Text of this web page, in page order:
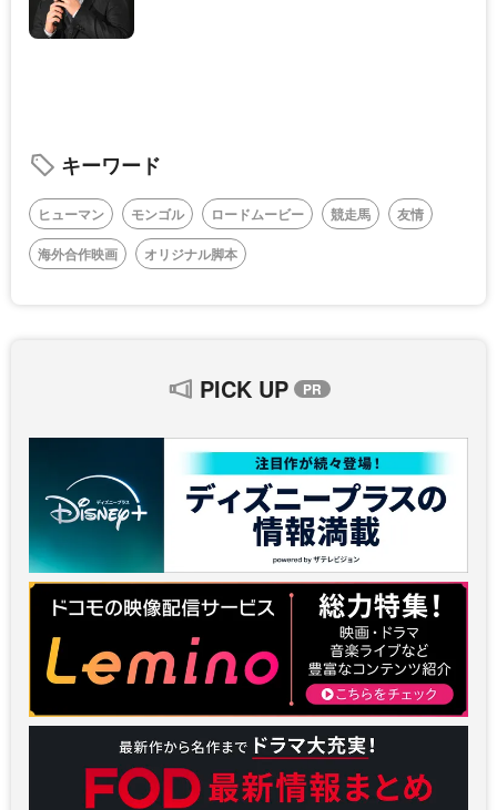
キーワード
ヒューマン モンゴル ロードムービー 競走馬
友情
海外合作映画
オリジナル脚本
PICK UP